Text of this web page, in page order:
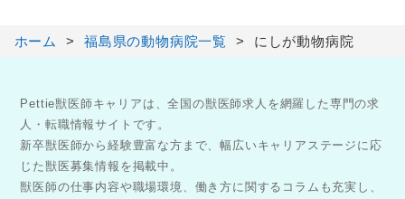
ホーム 福島県の動物病院一覧 にしが動物病院
Pettie獣医師キャリアは、全国の獣医師求人を網羅した専門の求
人・転職情報サイトです。
新卒獣医師から経験豊富な方まで、幅広いキャリアステージに応
じた獣医募集情報を掲載中。
獣医師の仕事内容や職場環境、働き方に関するコラムも充実し、